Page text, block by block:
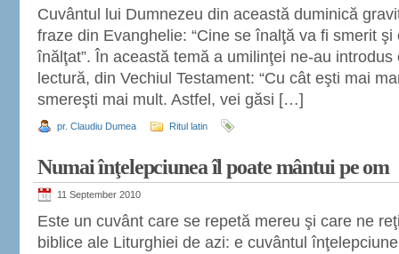
Cuvântul lui Dumnezeu din această duminică
fraze din Evanghelie: “Cine se înalţă va fi smerit
înălţat”. În această temă a umilinţei ne-au
lectură, din Vechiul Testament: “Cu cât eşti mai
smereşti mai mult. Astfel, vei găsi […]
pr. Claudiu Dumea Ritul latin
Numai înţelepciunea îl poate mântui pe om
11 September 2010
Este un cuvânt care se repetă mereu şi care ne
biblice ale Liturghiei de azi: e cuvântul